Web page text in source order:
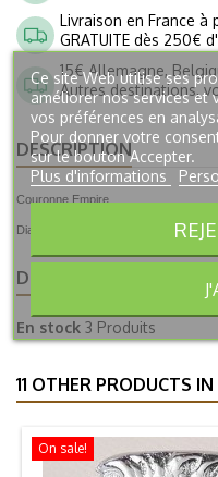
Livraison en France à
GRATUITE dès 250€
15€ Allemagne,
Autres destinations,
DESCRIPTION
Couronne Empire.
Diamètre 62mm.
DÉTAILS DU PRODUIT
En stock 3 Produits
11 OTHER PRODUCTS
On sale!
Ce site Web utilise ses
améliorer nos services et
vos préférences en
Pour donner votre
sur le bouton Accepter.
Plus d'informations